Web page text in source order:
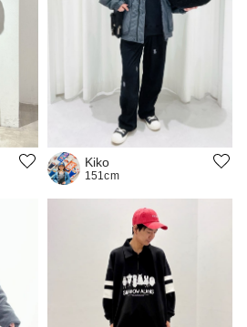
Kiko
151cm